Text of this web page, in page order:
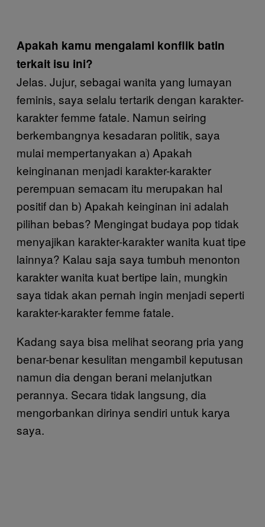
Apakah kamu mengalami konflik batin
terkait isu ini?
Jelas. Jujur, sebagai wanita yang lumayan
feminis, saya selalu tertarik dengan karakter-
karakter femme fatale. Namun seiring
berkembangnya kesadaran politik, saya
mulai mempertanyakan a) Apakah
keinginanan menjadi karakter-karakter
perempuan semacam itu merupakan hal
positif dan b) Apakah keinginan ini adalah
pilihan bebas? Mengingat budaya pop tidak
menyajikan karakter-karakter wanita kuat tipe
lainnya? Kalau saja saya tumbuh menonton
karakter wanita kuat bertipe lain, mungkin
saya tidak akan pernah ingin menjadi seperti
karakter-karakter femme fatale.
Kadang saya bisa melihat seorang pria yang
benar-benar kesulitan mengambil keputusan
namun dia dengan berani melanjutkan
perannya. Secara tidak langsung, dia
mengorbankan dirinya sendiri untuk karya
saya.